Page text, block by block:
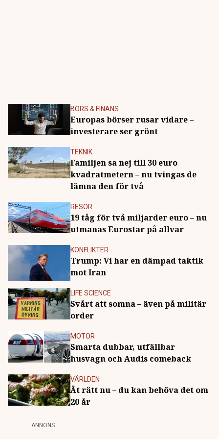
BÖRS & FINANS
Europas börser rusar vidare –
investerare ser grönt
TEKNIK
Familjen sa nej till 30 euro
kvadratmetern – nu tvingas de
lämna den för två
RESOR
19 tåg för två miljarder euro – nu
utmanas Eurostar på allvar
KONFLIKTER
Trump: Vi har en dämpad taktik
mot Iran
LIFE SCIENCE
Svårt att somna – även på militär
order
MOTOR
Smarta dubbar, utfällbar
husvagn och Audis comeback
VÄRLDEN
Ät rätt nu – du kan behöva det om
20 år
ANNONS